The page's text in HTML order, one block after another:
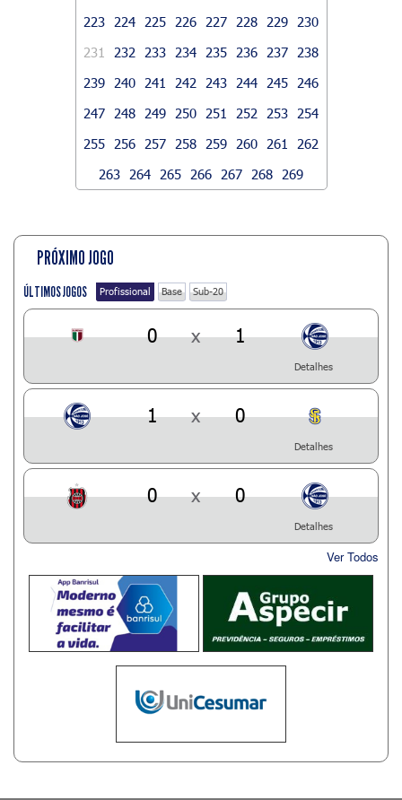
223
224 225 226 227 228 229
230
231
232 233 234 235 236 237
238
239
240 241 242 243 244 245
246
247
248 249 250 251 252 253
254
255
256 257 258 259 260 261
262
263
264 265 266 267 268 269
PRÓXIMO JOGO
ÚLTIMOS JOGOS Profissional Base Sub-20
0 x 1
Detalhes
1 x 0
Detalhes
0 x 0
Detalhes
Ver Todos